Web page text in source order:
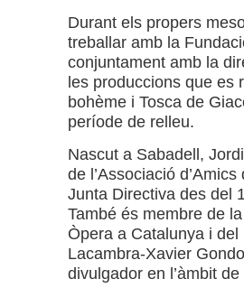
Durant els propers
treballar amb la
conjuntament amb la
les produccions que es
bohème i Tosca de
període de relleu.
Nascut a Sabadell,
de l’Associació
Junta Directiva des del
També és membre de
Òpera a Catalunya i
Lacambra-Xavier
divulgador en l’àmbit de